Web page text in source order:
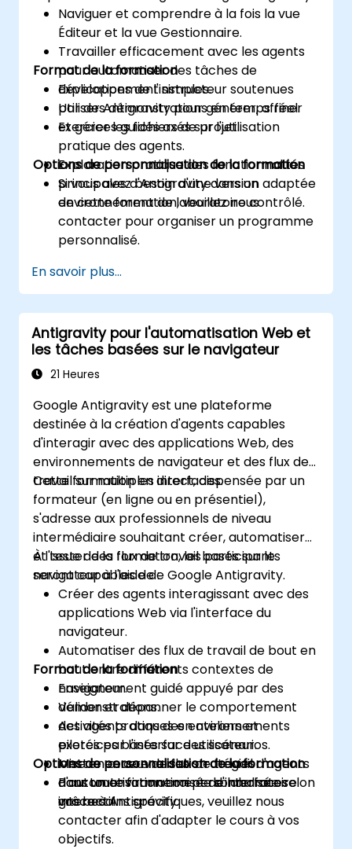
Naviguer et comprendre à la fois la vue
Éditeur et la vue Gestionnaire.
Travailler efficacement avec les agents
pour automatiser des tâches de
développement simples.
Utiliser Antigravity pour générer, affiner
et gérer les fichiers de projet.
Format de la formation
Explications de l'instructeur soutenues
par des démonstrations en temps réel.
Exercices guidés axés sur l'utilisation
pratique des agents.
Exploration pratique des fonctionnalités
principales d'Antigravity dans un
environnement de laboratoire contrôlé.
Options de personnalisation de la formation
Si vous avez besoin d'une version adaptée
de cette formation, veuillez nous
contacter pour organiser un programme
personnalisé.
En savoir plus...
Antigravity pour l'automatisation Web et
les tâches basées sur le navigateur
21 Heures
Google Antigravity est une plateforme
destinée à la création d'agents capables
d'interagir avec des applications Web, des
environnements de navigateur et des flux de
travail sur multiples interfaces.
Cette formation en direct, dispensée par un
formateur (en ligne ou en présentiel),
s'adresse aux professionnels de niveau
intermédiaire souhaitant créer, automatiser
et tester des flux de travail basés sur le
navigateur à l'aide de Google Antigravity.
À l'issue de la formation, les participants
seront capables de :
Créer des agents interagissant avec des
applications Web via l'interface du
navigateur.
Automatiser des flux de travail de bout en
bout entre différents contextes de
navigateur.
Valider et dépanner le comportement
des agents dans des environnements
pilotés par l'interface utilisateur.
Mettre en œuvre des stratégies
d'automatisation croisée d'interfaces
grâce à Antigravity.
Format de la formation
Enseignement guidé appuyé par des
démonstrations.
Activités pratiques en ateliers et
exercices basés sur des scénarios.
Mise en œuvre de flux de travail d'agents
dans un environnement de laboratoire
interactif.
Options de personnalisation de la formation
Pour toute formation personnalisée selon
vos besoins spécifiques, veuillez nous
contacter afin d'adapter le cours à vos
objectifs.